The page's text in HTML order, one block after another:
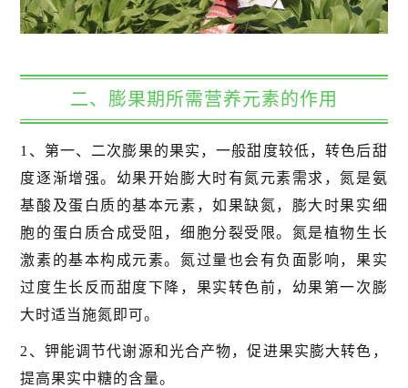
二、膨果期所需营养元素的作用
1、第一、二次膨果的果实，一般甜度较低，转色后甜
度逐渐增强。幼果开始膨大时有氮元素需求，氮是氨
基酸及蛋白质的基本元素，如果缺氮，膨大时果实细
胞的蛋白质合成受阻，细胞分裂受限。氮是植物生长
激素的基本构成元素。氮过量也会有负面影响，果实
过度生长反而甜度下降，果实转色前，幼果第一次膨
大时适当施氮即可。
2、钾能调节代谢源和光合产物，促进果实膨大转色，
提高果实中糖的含量。